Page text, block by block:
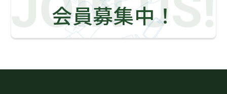
会員募集中！